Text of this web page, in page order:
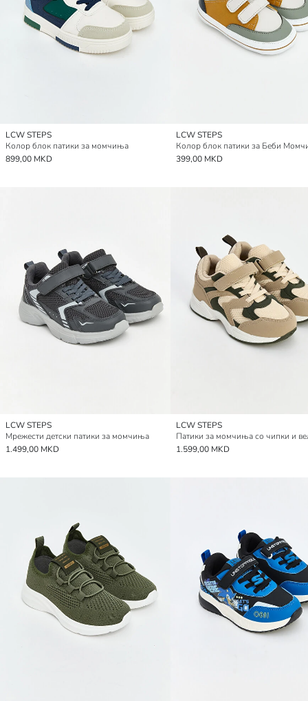
LCW STEPS
Колор блок патики за момчиња
899,00 MKD
LCW STEPS
Колор блок патики за Беби
399,00 MKD
LCW STEPS
Мрежести детски патики за момчиња
1.499,00 MKD
LCW STEPS
Патики за момчиња со чипки и
1.599,00 MKD